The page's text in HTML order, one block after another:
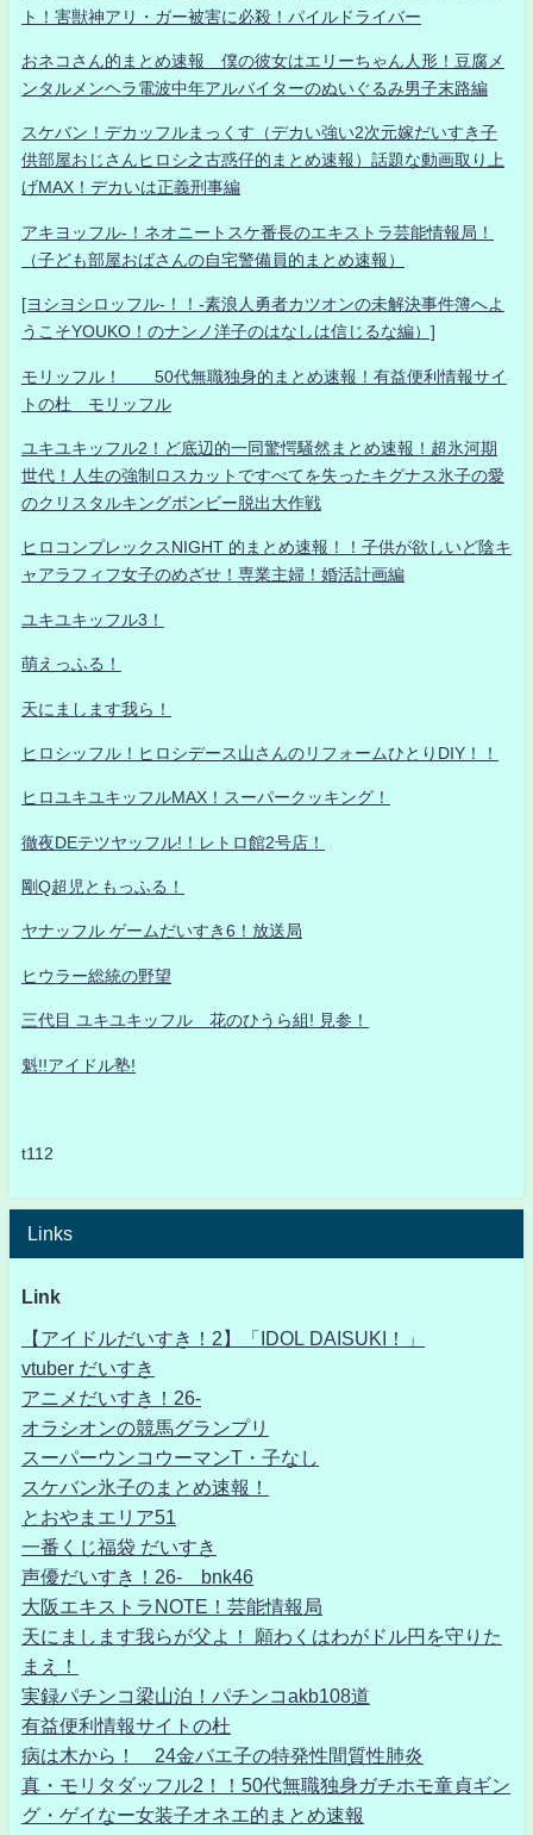
ト！害獣神アリ・ガー被害に必殺！パイルドライバー
おネコさん的まとめ速報 僕の彼女はエリーちゃん人形！豆腐メ
ンタルメンヘラ電波中年アルバイターのぬいぐるみ男子末路編
スケバン！デカッフルまっくす（デカい強い2次元嫁だいすき子
供部屋おじさんヒロシ之古惑仔的まとめ速報）話題な動画取り上
げMAX！デカいは正義刑事編
アキヨッフル-！ネオニートスケ番長のエキストラ芸能情報局！
（子ども部屋おばさんの自宅警備員的まとめ速報）
[ヨシヨシロッフル-！！-素浪人勇者カツオンの未解決事件簿へよ
うこそYOUKO！のナンノ洋子のはなしは信じるな編）]
モリッフル！ 50代無職独身的まとめ速報！有益便利情報サイ
トの杜 モリッフル
ユキユキッフル2！ど底辺的一同驚愕騒然まとめ速報！超氷河期
世代！人生の強制ロスカットですべてを失ったキグナス氷子の愛
のクリスタルキングボンビー脱出大作戦
ヒロコンプレックスNIGHT 的まとめ速報！！子供が欲しいど陰キ
ャアラフィフ女子のめざせ！専業主婦！婚活計画編
ユキユキッフル3！
萌えっふる！
天にまします我ら！
ヒロシッフル！ヒロシデース山さんのリフォームひとりDIY！！
ヒロユキユキッフルMAX！スーパークッキング！
徹夜DEテツヤッフル!！レトロ館2号店！
剛Q超児ともっふる！
ヤナッフル ゲームだいすき6！放送局
ヒウラー総統の野望
三代目 ユキユキッフル 花のひうら組! 見参！
魁!!アイドル塾!
t112
Links
Link
【アイドルだいすき！2】「IDOL DAISUKI！」
vtuber だいすき
アニメだいすき！26-
オラシオンの競馬グランプリ
スーパーウンコウーマンT・子なし
スケバン氷子のまとめ速報！
とおやまエリア51
一番くじ福袋 だいすき
声優だいすき！26- bnk46
大阪エキストラNOTE！芸能情報局
天にまします我らが父よ！ 願わくはわがドル円を守りた
まえ！
実録パチンコ梁山泊！パチンコakb108道
有益便利情報サイトの杜
病は木から！ 24金バエ子の特発性間質性肺炎
真・モリタダッフル2！！50代無職独身ガチホモ童貞ギン
グ・ゲイなー女装子オネエ的まとめ速報